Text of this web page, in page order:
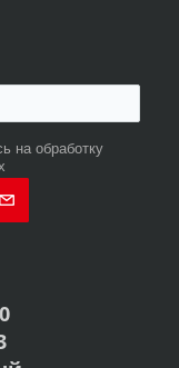
на обработку